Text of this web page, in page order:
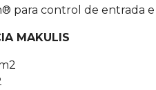
para control de entrada e
MAKULIS